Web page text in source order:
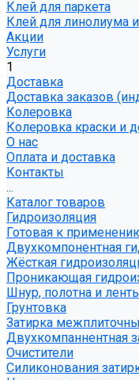
Клей для паркета
Клей для линолиума
Акции
Услуги
1
Доставка
Доставка заказов
Колеровка
Колеровка краски и
О нас
Оплата и доставка
Контакты
...
Каталог товаров
Гидроизоляция
Готовая к
Двухкомпонентная
Жёсткая
Проникающая
Шнур, полотна и
Грунтовка
Затирка
Двухкомпаннентная
Очистители
Силиконования